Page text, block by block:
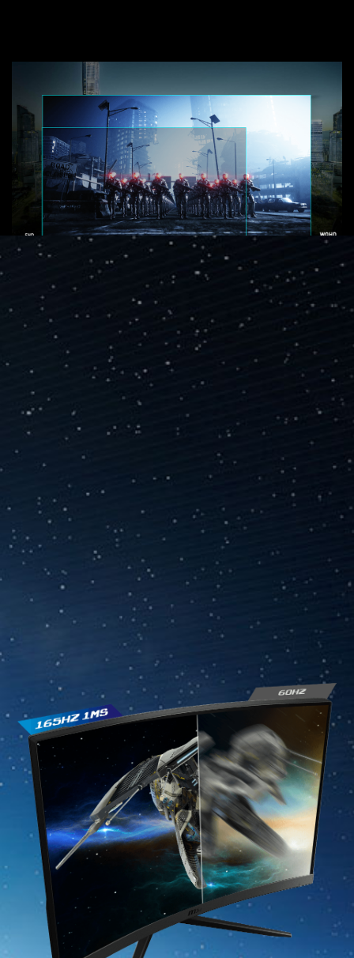
КРАСА В ДЕТАЛЯХ
Ігровий монітор серії MSI Optix має роздільну
здатність WQHD (2560x1440), зображення мають
кращу деталізацію у новітніх іграх, фільмах чи
відео.